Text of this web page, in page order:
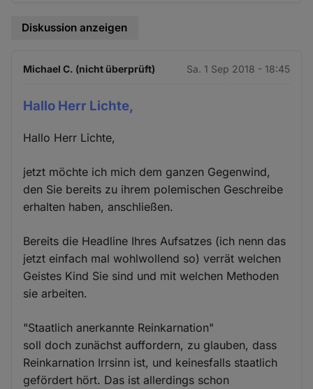
Diskussion anzeigen
Michael C. (nicht überprüft) Sa. 1 Sep 2018 - 18:45
Hallo Herr Lichte,
Hallo Herr Lichte,
jetzt möchte ich mich dem ganzen Gegenwind,
den Sie bereits zu ihrem polemischen Geschreibe
erhalten haben, anschließen.
Bereits die Headline Ihres Aufsatzes (ich nenn das
jetzt einfach mal wohlwollend so) verrät welchen
Geistes Kind Sie sind und mit welchen Methoden
sie arbeiten.
"Staatlich anerkannte Reinkarnation"
soll doch zunächst auffordern, zu glauben, dass
Reinkarnation Irrsinn ist, und keinesfalls staatlich
gefördert hört. Das ist allerdings schon